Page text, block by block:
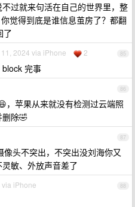
过就来句活在自己的世界里，整
觉得到底是谁信息茧房了？都翻
了
85
2024 via iPhone 2
完事
86
，苹果从来就没有检测过云端照
删除🤣
87
像头不突出，不突出没刘海你又
敏、外放声音差了
88
iPhone